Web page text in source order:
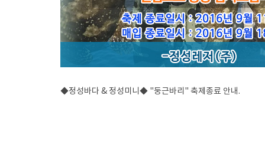
◆정성바다 & 정성미니◆ "둥근바리" 축제종료 안내.